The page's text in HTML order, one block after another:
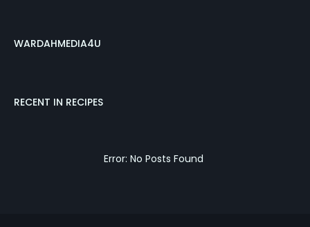
WARDAHMEDIA4U
RECENT IN RECIPES
Error: No Posts Found